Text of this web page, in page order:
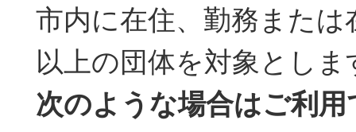
市内に在住、勤務または
以上の団体を対象としま
次のような場合はご利